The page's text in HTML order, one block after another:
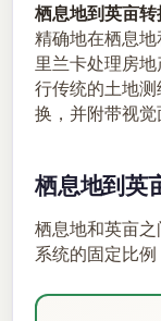
栖息地到英亩
精确地在栖息
里兰卡处理房
行传统的土地
换，并附带视觉
栖息地到英
栖息地和英亩
系统的固定比例